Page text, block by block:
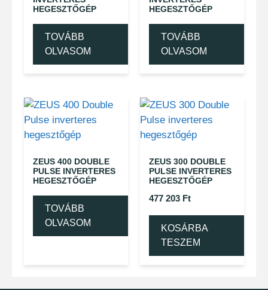
HEGESZTŐGÉP
TOVÁBB
OLVASOM
HEGESZTŐGÉP
TOVÁBB
OLVASOM
ZEUS 400 DOUBLE
PULSE INVERTERES
HEGESZTŐGÉP
TOVÁBB
OLVASOM
ZEUS 300 DOUBLE
PULSE INVERTERES
HEGESZTŐGÉP
477 203 Ft
KOSÁRBA
TESZEM